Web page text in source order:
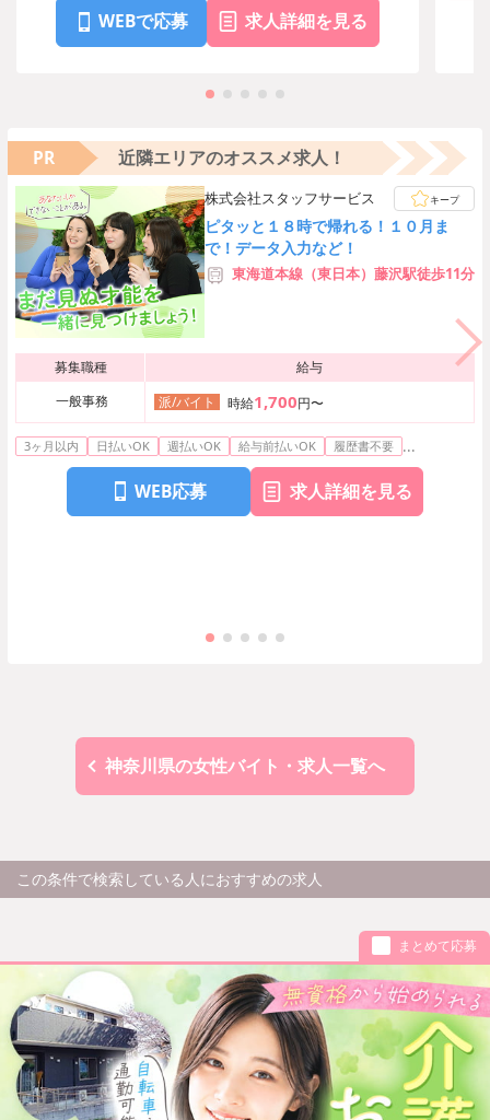
WEBで応募 求人詳細を見る
PR 近隣エリアのオススメ求人！
株式会社スタッフサービス キープ
ピタッと１８時で帰れる！１０月ま
で！データ入力など！
東海道本線（東日本）藤沢駅徒歩11分
募集職種
給与
一般事務
派/バイト 時給1,700円〜
3ヶ月以内 日払いOK 週払いOK 給与前払いOK 履歴書不要 ...
WEB応募 求人詳細を見る
神奈川県の女性バイト・求人一覧へ
この条件で検索している人におすすめの求人
まとめて応募